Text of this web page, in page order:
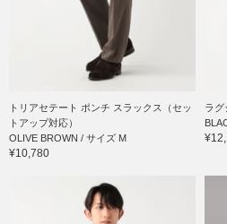
トリアセテート ポンチ スラックス（セッ
トアップ対応）
OLIVE BROWN / サイズ M
¥10,780
ラグ